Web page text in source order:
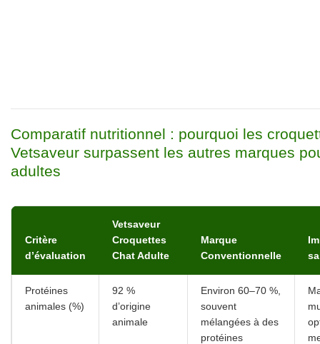
Critère
d’évaluation
Croquettes
Chat Adulte
Marque
Conventionnelle
végétales
glucides
et maïs
sélectionnés
(digestibles)
produits de
céréales